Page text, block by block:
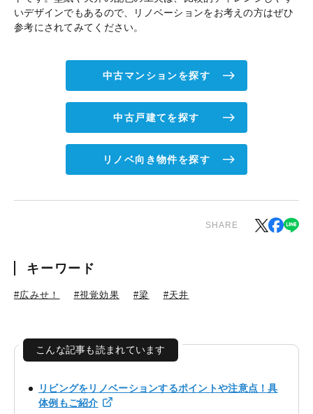
いデザインでもあるので、リノベーションをお考えの方はぜひ
参考にされてみてください。
中古マンションを探す
中古戸建てを探す
リノベ向き物件を探す
SHARE
キーワード
#広みせ！ #視覚効果 #梁 #天井
こんな記事も読まれています
リビングをリノベーションするポイントや注意点！具
体例もご紹介